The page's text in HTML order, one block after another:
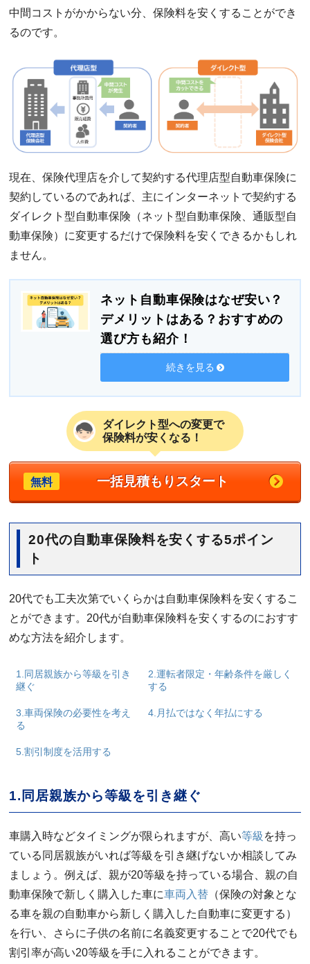
中間コストがかからない分、保険料を安くすることができ
るのです。
現在、保険代理店を介して契約する代理店型自動車保険に
契約しているのであれば、主にインターネットで契約する
ダイレクト型自動車保険（ネット型自動車保険、通販型自
動車保険）に変更するだけで保険料を安くできるかもしれ
ません。
ネット自動車保険はなぜ安い？
デメリットはある？おすすめの
選び方も紹介！
続きを見る
ダイレクト型への変更で
保険料が安くなる！
無料 一括見積もりスタート
20代の自動車保険料を安くする5ポイン
ト
20代でも工夫次第でいくらかは自動車保険料を安くするこ
とができます。20代が自動車保険料を安くするのにおすす
めな方法を紹介します。
1.同居親族から等級を引き
継ぐ
2.運転者限定・年齢条件を厳しく
する
3.車両保険の必要性を考え
る
4.月払ではなく年払にする
5.割引制度を活用する
1.同居親族から等級を引き継ぐ
車購入時などタイミングが限られますが、高い等級 を持っ
ている同居親族がいれば等級を引き継げないか相談してみ
ましょう。例えば、親が20等級を持っている場合、親の自
動車保険で新しく購入した車に車両入替 （保険の対象とな
る車を親の自動車から新しく購入した自動車に変更する）
を行い、さらに子供の名前に名義変更することで20代でも
割引率が高い20等級を手に入れることができます。